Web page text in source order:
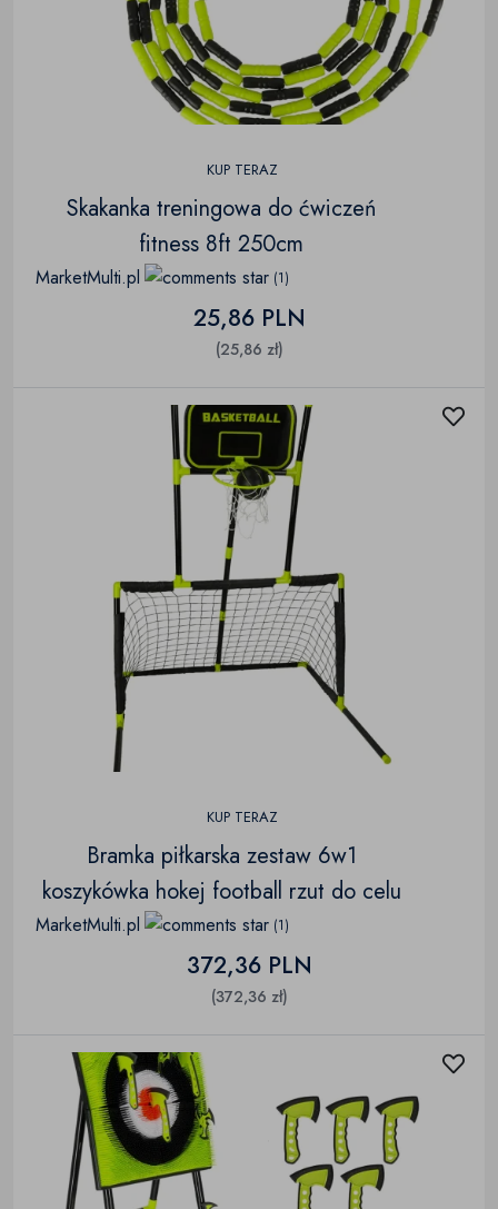
KUP TERAZ
Skakanka treningowa do ćwiczeń
fitness 8ft 250cm
MarketMulti.pl (1)
25,86 PLN
(25,86 zł)
KUP TERAZ
Bramka piłkarska zestaw 6w1
koszykówka hokej football rzut do celu
MarketMulti.pl (1)
372,36 PLN
(372,36 zł)